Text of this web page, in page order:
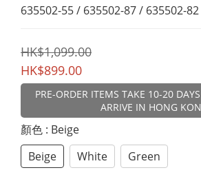
635502-55 / 635502-87 / 635502-82
HK$1,099.00
HK$899.00
PRE-ORDER ITEMS TAKE 10-20
ARRIVE IN HONG
顏色 : Beige
Beige
White Green